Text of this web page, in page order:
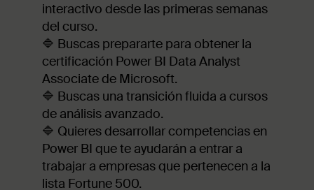
interactivo desde las primeras semanas
del curso.
🔷 Buscas prepararte para obtener la
certificación Power BI Data Analyst
Associate de Microsoft.
🔷 Buscas una transición fluida a cursos
de análisis avanzado.
🔷 Quieres desarrollar competencias en
Power BI que te ayudarán a entrar a
trabajar a empresas que pertenecen a la
lista Fortune 500.